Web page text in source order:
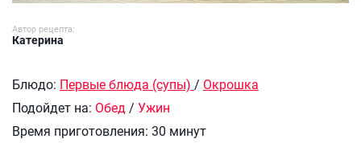
Автор рецепта:
Катерина
Блюдо: Первые блюда (супы) / Окрошка
Подойдет на: Обед / Ужин
Время приготовления: 30 минут